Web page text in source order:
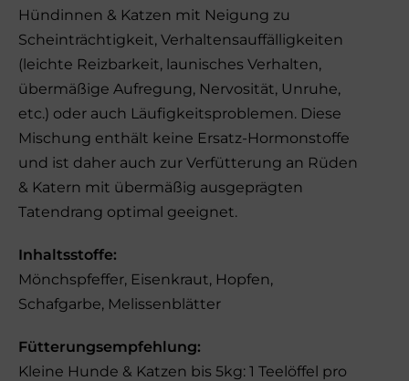
Hündinnen & Katzen mit Neigung zu
Scheinträchtigkeit, Verhaltensauffälligkeiten
(leichte Reizbarkeit, launisches Verhalten,
übermäßige Aufregung, Nervosität, Unruhe,
etc.) oder auch Läufigkeitsproblemen. Diese
Mischung enthält keine Ersatz-Hormonstoffe
und ist daher auch zur Verfütterung an Rüden
& Katern mit übermäßig ausgeprägten
Tatendrang optimal geeignet.
Inhaltsstoffe:
Mönchspfeffer, Eisenkraut, Hopfen,
Schafgarbe, Melissenblätter
Fütterungsempfehlung:
Kleine Hunde & Katzen bis 5kg: 1 Teelöffel pro